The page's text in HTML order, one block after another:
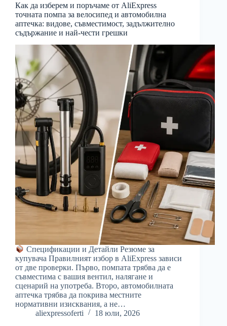
Как да изберем и поръчаме от AliExpress
точната помпа за велосипед и автомобилна
аптечка: видове, съвместимост, задължително
съдържание и най-чести грешки
Спецификации и Детайли Резюме за
купувача Правилният избор в AliExpress зависи
от две проверки. Първо, помпата трябва да е
съвместима с вашия вентил, налягане и
сценарий на употреба. Второ, автомобилната
аптечка трябва да покрива местните
нормативни изисквания, а не…
aliexpressoferti
18 юли, 2026